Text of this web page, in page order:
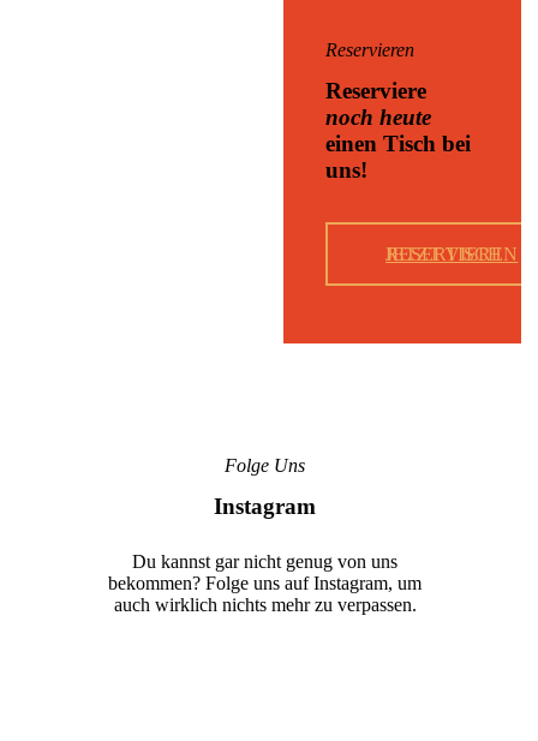
Reservieren
Reserviere
noch heute
einen Tisch bei
uns!
JETZT TISCH RESERVIEREN
Folge Uns
Instagram
Du kannst gar nicht genug von uns
bekommen? Folge uns auf Instagram, um
auch wirklich nichts mehr zu verpassen.